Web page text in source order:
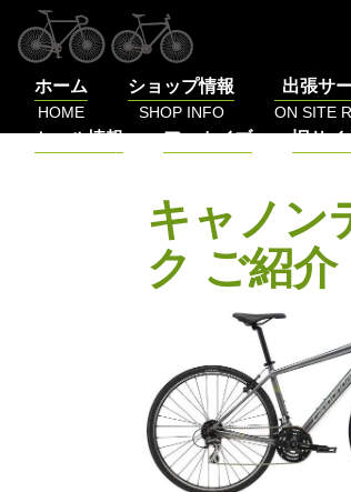
ホーム
HOME
ショップ情報
SHOP INFO
出張サ
ON SITE
セール情報 アーカイブ 旧サイ
キャノン
ク ご紹介